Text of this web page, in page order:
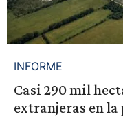
INFORME
Casi 290 mil
extranjeras en la